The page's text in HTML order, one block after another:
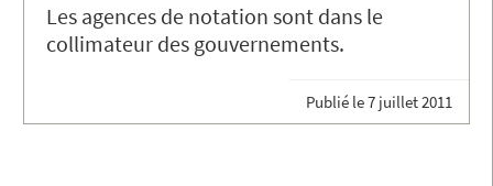
Les agences de notation sont dans le
collimateur des gouvernements.
Publié le7 juillet 2011